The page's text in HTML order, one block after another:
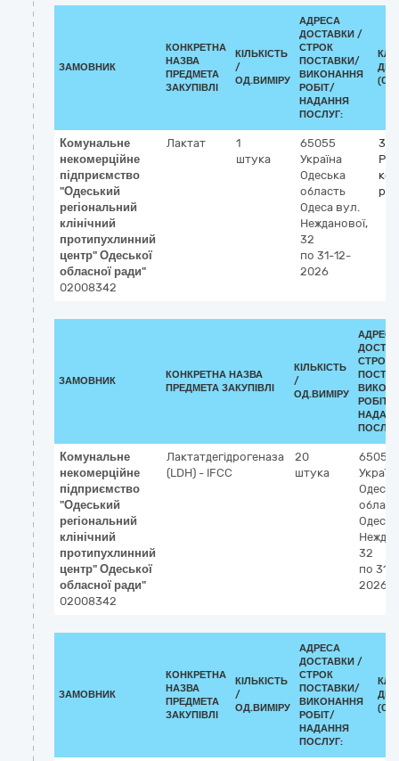
ЗАМОВНИК
КОНКРЕТНА
НАЗВА
ПРЕДМЕТА
ЗАКУПІВЛІ
КІЛЬКІСТЬ
/
ОД.ВИМІРУ
АДРЕСА
ДОСТАВКИ /
СТРОК
ПОСТАВКИ/
ВИКОНАННЯ
РОБІТ/
НАДАННЯ
ПОСЛУГ:
ДК
Комунальне
некомерційне
підприємство
"Одеський
регіональний
клінічний
протипухлинний
центр" Одеської
обласної ради"
02008342
Лактат
1
штука
65055
Україна
Одеська
область
Одеса вул.
Нежданової,
32
по 31-12-
2026
ЗАМОВНИК
КОНКРЕТНА НАЗВА
ПРЕДМЕТА ЗАКУПІВЛІ
КІЛЬКІСТЬ
/
ОД.ВИМІРУ
АДРЕСА
СТРОК
РОБІТ/
Комунальне
некомерційне
підприємство
"Одеський
регіональний
клінічний
протипухлинний
центр" Одеської
обласної ради"
02008342
Лактатдегідрогеназа
(LDH) - IFCC
20
штука
65055
Одеса
32
по 31-
2026
ЗАМОВНИК
КОНКРЕТНА
НАЗВА
ПРЕДМЕТА
ЗАКУПІВЛІ
КІЛЬКІСТЬ
/
ОД.ВИМІРУ
АДРЕСА
ДОСТАВКИ /
СТРОК
ПОСТАВКИ/
ВИКОНАННЯ
РОБІТ/
НАДАННЯ
ПОСЛУГ:
ДК